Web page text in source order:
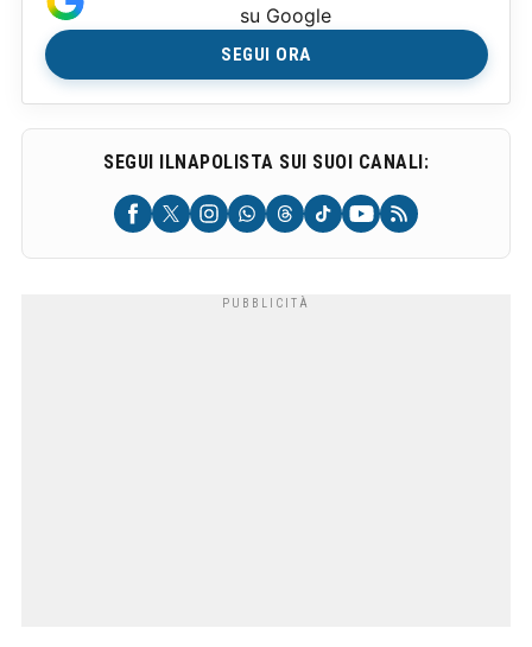
su Google
SEGUI ORA
SEGUI ILNAPOLISTA SUI SUOI CANALI: